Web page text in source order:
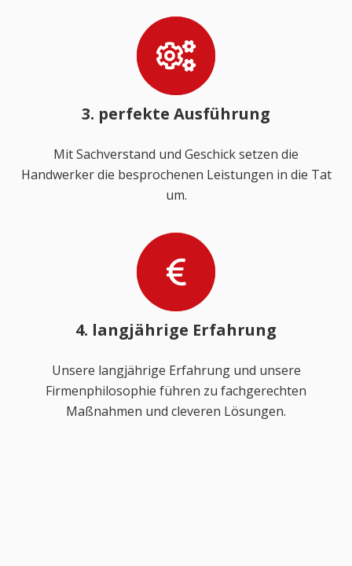
3. perfekte Ausführung
Mit Sachverstand und Geschick setzen die
Handwerker die besprochenen Leistungen in die Tat
um.
4. langjährige Erfahrung
Unsere langjährige Erfahrung und unsere
Firmenphilosophie führen zu fachgerechten
Maßnahmen und cleveren Lösungen.